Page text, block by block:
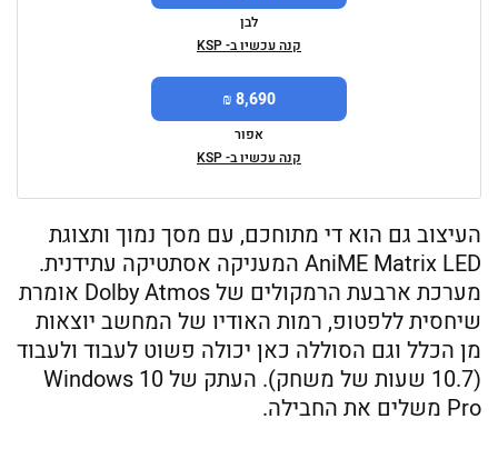
לבן
קנה עכשיו ב- KSP
8,690 ₪
אפור
קנה עכשיו ב- KSP
העיצוב גם הוא די מתוחכם, עם מסך נמוך ותצוגת
AniME Matrix LED המעניקה אסתטיקה עתידנית.
מערכת ארבעת הרמקולים של Dolby Atmos אומרת
שיחסית ללפטופ, רמות האודיו של המחשב יוצאות
מן הכלל וגם הסוללה כאן יכולה פשוט לעבוד ולעבוד
(10.7 שעות של משחק). העתק של Windows 10
Pro משלים את החבילה.